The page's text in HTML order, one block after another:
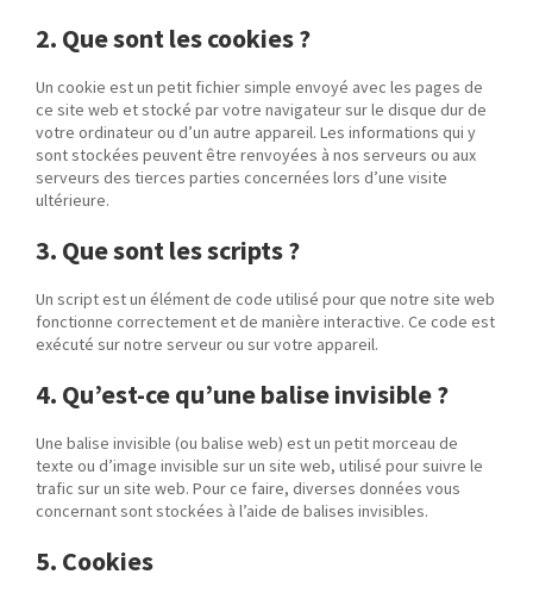
2. Que sont les cookies ?
Un cookie est un petit fichier simple envoyé avec les pages de
ce site web et stocké par votre navigateur sur le disque dur de
votre ordinateur ou d’un autre appareil. Les informations qui y
sont stockées peuvent être renvoyées à nos serveurs ou aux
serveurs des tierces parties concernées lors d’une visite
ultérieure.
3. Que sont les scripts ?
Un script est un élément de code utilisé pour que notre site web
fonctionne correctement et de manière interactive. Ce code est
exécuté sur notre serveur ou sur votre appareil.
4. Qu’est-ce qu’une balise invisible ?
Une balise invisible (ou balise web) est un petit morceau de
texte ou d’image invisible sur un site web, utilisé pour suivre le
trafic sur un site web. Pour ce faire, diverses données vous
concernant sont stockées à l’aide de balises invisibles.
5. Cookies